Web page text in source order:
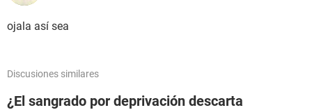
ojala así sea
Discusiones similares
¿El sangrado por deprivación descarta